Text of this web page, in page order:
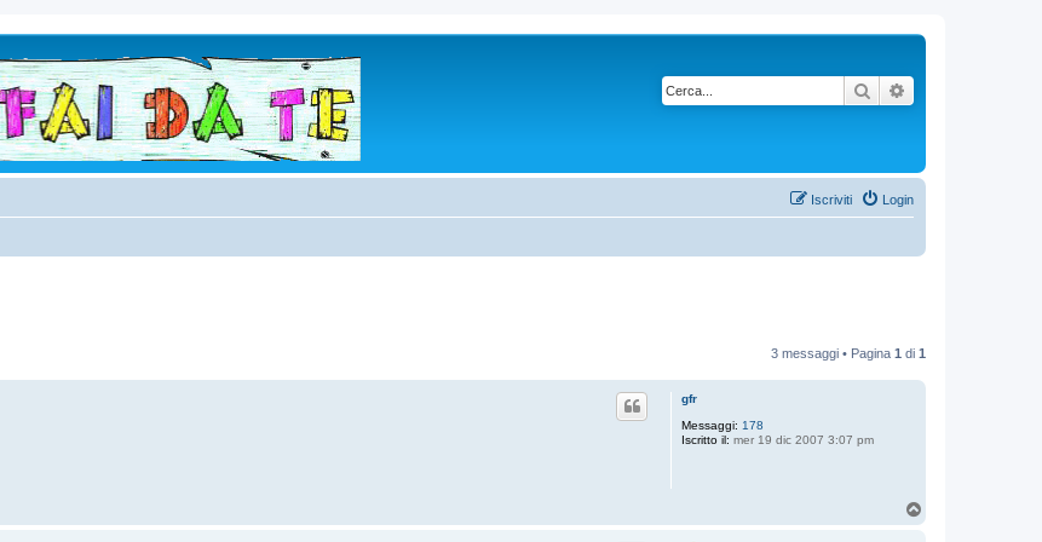
Cerca
Login
Iscriviti
3 messaggi • Pagina 1 di 1
gfr
Messaggi: 178
Iscritto il: mer 19 dic 2007 3:07 pm